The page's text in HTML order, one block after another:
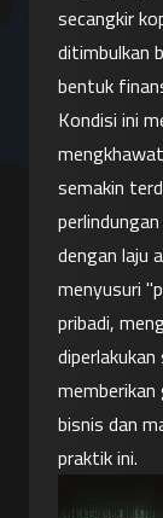
secangkir
ditimbulkan
bentuk
Kondisi ini
semakin
dengan laju
menyusuri
pribadi,
bisnis dan
praktik ini.